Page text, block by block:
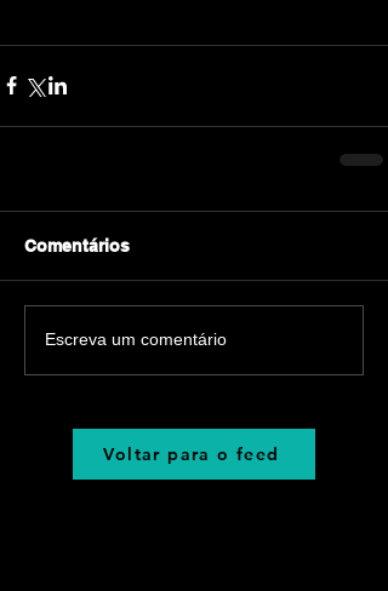
Comentários
Escreva um comentário
Voltar para o feed